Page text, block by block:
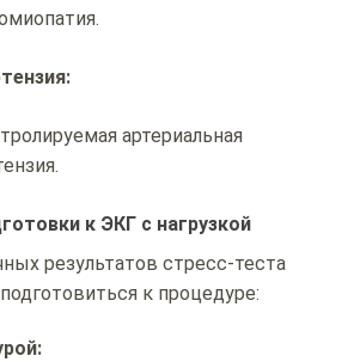
артериальная
к ЭКГ с нагрузкой
результатов стресс-теста
к процедуре: